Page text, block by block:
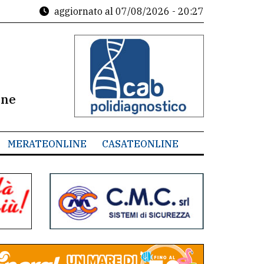
aggiornato al 07/08/2026 - 20:27
MERATEONLINE CASATEONLINE